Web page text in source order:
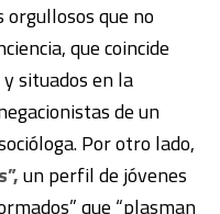
que no
que coincide
situados en la
de un
Por otro lado,
un perfil de jóvenes
que “plasman